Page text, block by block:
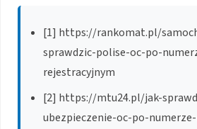
[1] https://rankomat.pl/
sprawdzic-polise-oc-po-
rejestracyjnym
[2] https://mtu24.pl/jak-
ubezpieczenie-oc-po-